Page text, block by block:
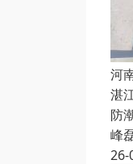
河
湛
防
峰
26-